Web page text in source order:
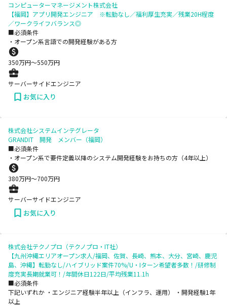
コンピューターマネージメント株式会社
【福岡】アプリ開発エンジニア ※転勤なし／福利厚生充実／残業20H程度
／ワークライフバランス◎
■必須条件
・オープン系言語での開発経験がある方
350万円〜550万円
サーバーサイドエンジニア
お気に入り
株式会社システムインテグレータ
GRANDIT 開発 メンバー（福岡）
■必須条件
・オープン系で要件定義以降のシステム開発経験をお持ちの方（4年以上）
380万円〜700万円
サーバーサイドエンジニア
お気に入り
株式会社テクノプロ（テクノプロ・IT社）
【九州沖縄エリアオープン求人/福岡、佐賀、長崎、熊本、大分、宮崎、鹿児
島、沖縄】転勤なし/ハイブリッド案件70%/U・Iターン希望者多数！/研修制
度充実長期就業可！/年間休日122日/平均残業11.1h
■必須条件
下記いずれか ・エンジニア経験半年以上（インフラ、運用） ・開発経験1年
以上